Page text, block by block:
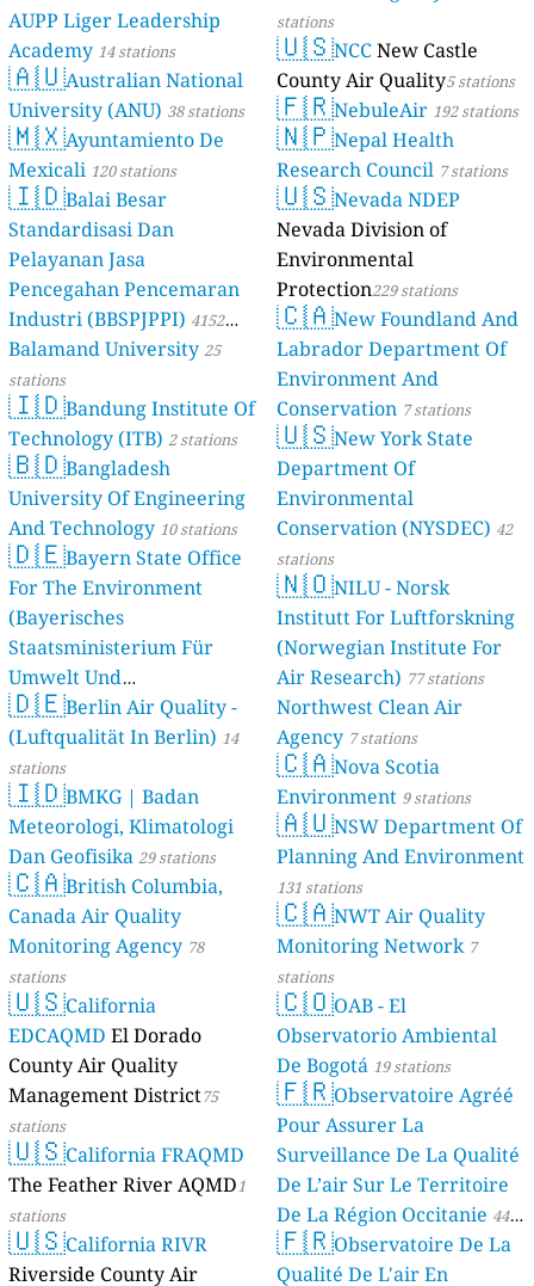
AUPP Liger Leadership
Academy 14 stations
🇦🇺Australian National
University (ANU) 38 stations
🇲🇽Ayuntamiento De
Mexicali 120 stations
🇮🇩Balai Besar
Standardisasi Dan
Pelayanan Jasa
Pencegahan Pencemaran
Industri (BBSPJPPI) 4152
stations
Balamand University25
stations
🇮🇩Bandung Institute Of
Technology (ITB) 2 stations
🇧🇩Bangladesh
University Of Engineering
And Technology 10 stations
🇩🇪Bayern State Office
For The Environment
(Bayerisches
Staatsministerium Für
Umwelt Und
Verbraucherschutz) - LfU
46 stations
🇩🇪Berlin Air Quality -
(Luftqualität In Berlin) 14
stations
🇮🇩BMKG | Badan
Meteorologi, Klimatologi
Dan Geofisika 29 stations
🇨🇦British Columbia,
Canada Air Quality
Monitoring Agency 78
stations
🇺🇸California
EDCAQMD El Dorado
County Air Quality
Management District75
stations
🇺🇸California FRAQMD
The Feather River AQMD1
stations
🇺🇸California RIVR
Riverside County Air
stations
🇺🇸NCCNew Castle
County Air Quality5 stations
🇫🇷NebuleAir 192 stations
🇳🇵Nepal Health
Research Council 7 stations
🇺🇸Nevada NDEP
Nevada Division of
Environmental
Protection229 stations
🇨🇦New Foundland And
Labrador Department Of
Environment And
Conservation 7 stations
🇺🇸New York State
Department Of
Environmental
Conservation (NYSDEC) 42
stations
🇳🇴NILU - Norsk
Institutt For Luftforskning
(Norwegian Institute For
Air Research) 77 stations
Northwest Clean Air
Agency 7 stations
🇨🇦Nova Scotia
Environment 9 stations
🇦🇺NSW Department Of
Planning And Environment
131 stations
🇨🇦NWT Air Quality
Monitoring Network 7
stations
🇨🇴OAB - El
Observatorio Ambiental
De Bogotá 19 stations
🇫🇷Observatoire Agréé
Pour Assurer La
Surveillance De La Qualité
De L’air Sur Le Territoire
De La Région Occitanie 44
stations
🇫🇷Observatoire De La
Qualité De L'air En